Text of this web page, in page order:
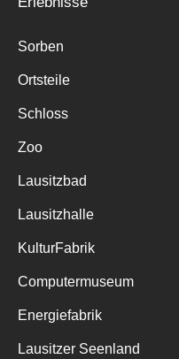
Sorben
Ortsteile
Schloss
Zoo
Lausitzbad
Lausitzhalle
KulturFabrik
Computermuseum
Energiefabrik
Lausitzer Seenland